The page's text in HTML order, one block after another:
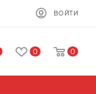
ВОЙТИ
0 0